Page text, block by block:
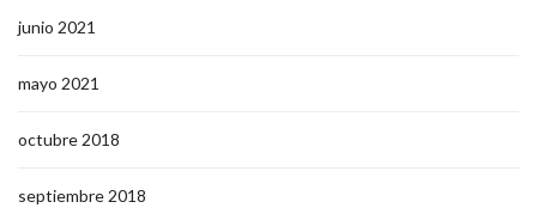
junio 2021
mayo 2021
octubre 2018
septiembre 2018